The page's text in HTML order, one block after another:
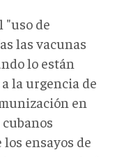
"uso de
las vacunas
lo están
la urgencia de
en
ensayos de